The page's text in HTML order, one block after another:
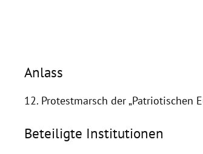
Anlass
12. Protestmarsch der „Patriotischen
Beteiligte Institutionen